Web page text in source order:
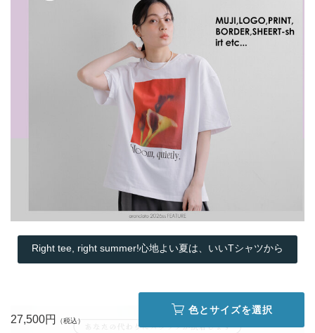
Right tee, right summer!心地よい夏は、いいTシャツから
27,500円
色とサイズを選択